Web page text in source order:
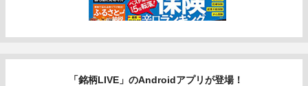
「銘柄LIVE」のAndroidアプリが登場！